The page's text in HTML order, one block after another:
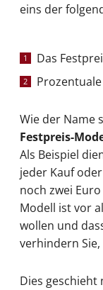
eins der
Das
Wie der Name
Festpreis-
Als Beispiel
jeder Kauf
noch zwei
Modell ist vor
wollen und
verhindern
Dies